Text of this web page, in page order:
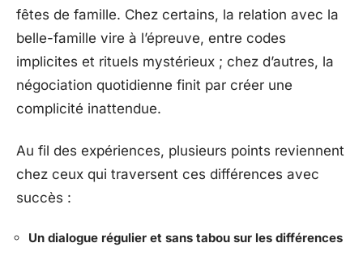
fêtes de famille. Chez certains, la relation avec la
belle-famille vire à l’épreuve, entre codes
implicites et rituels mystérieux ; chez d’autres, la
négociation quotidienne finit par créer une
complicité inattendue.
Au fil des expériences, plusieurs points reviennent
chez ceux qui traversent ces différences avec
succès :
Un dialogue régulier et sans tabou sur les différences